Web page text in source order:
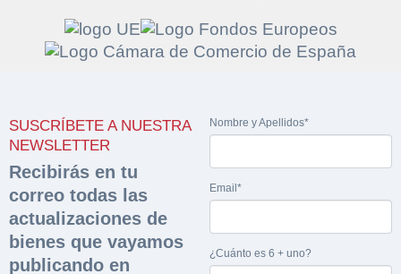
SUSCRÍBETE A NUESTRA
NEWSLETTER
Recibirás en tu
correo todas las
actualizaciones de
bienes que vayamos
publicando en
Nombre y Apellidos*
Email*
¿Cuánto es 6 + uno?
documentación
sobre la peritación
Rellene este formulario y recibirá en su email el
enlace para descargar la documentación
Nombre y Apellidos*
Hacer Oferta
Razón social*
Teléfono*
Sobre Merfinsa
Venta de bienes muebles